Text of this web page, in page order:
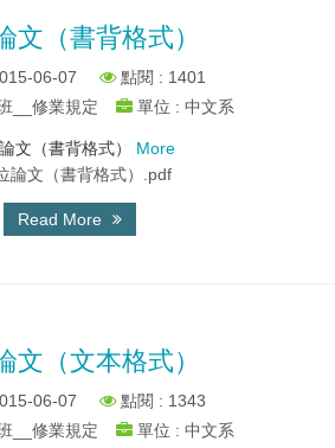
文（書背格式）
06-07
點閱 : 1401
__修業規定
單位 : 中文系
文（書背格式） More
論文（書背格式）.pdf
Read More
文（文本格式）
06-07
點閱 : 1343
__修業規定
單位 : 中文系